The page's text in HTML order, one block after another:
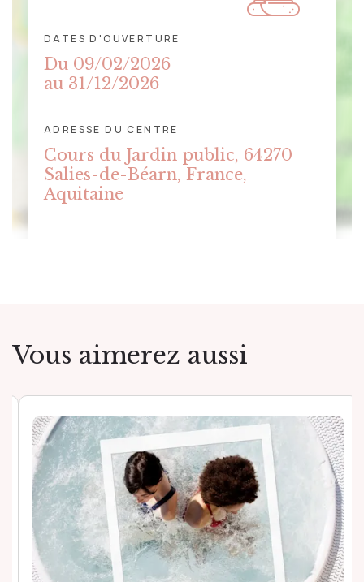
CARTE
DATES D'OUVERTURE
Du 09/02/2026
au 31/12/2026
ADRESSE DU CENTRE
Cours du Jardin public, 64270
Salies-de-Béarn, France,
Aquitaine
Vous aimerez aussi